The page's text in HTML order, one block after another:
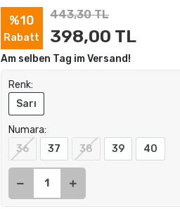
%10
Rabatt
443,30 TL
398,00 TL
Am selben Tag im Versand!
Renk:
Sarı
Numara:
36
37 38 39 40